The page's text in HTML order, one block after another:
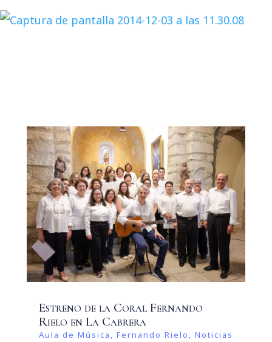
Estreno de la Coral Fernando
Rielo en La Cabrera
Aula de Música , Fernando Rielo , Noticias